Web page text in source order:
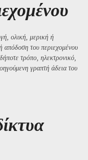
ολική, μερική ή
απόδοση του περιεχομένου
τρόπο, ηλεκτρονικό,
γραπτή άδεια του